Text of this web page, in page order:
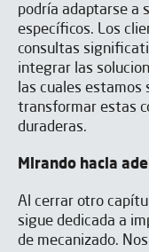
podría adaptarse a
específicos. Los
consultas
integrar las
las cuales
transformar estas
duraderas.
Mirando hacia
Al cerrar otro
sigue dedicada a
de mecanizado.
He leído y
Acepto recibir